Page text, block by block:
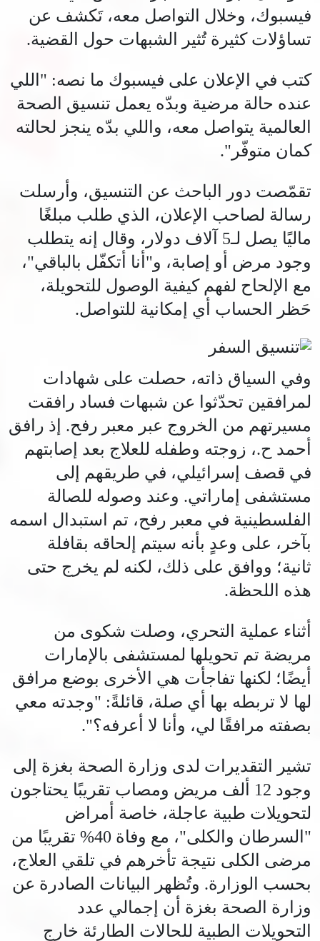
فيسبوك، وخلال التواصل معه، تَكشف عن
تساؤلات كثيرة تُثير الشبهات حول القضية.
كتب في الإعلان على فيسبوك ما نصه: "اللي
عنده حالة مرضية وبدّه يعمل تنسيق الصحة
العالمية يتواصل معه، واللي بدّه ينجز لحالته
كمان متوفّر".
تقمّصت دور الباحث عن التنسيق، وأرسلت
رسالة لصاحب الإعلان، الذي طلب مبلغًا
ماليًا يصل لـ5 آلاف دولار، وقال إنه يتطلب
وجود مرض أو إصابة، و"أنا أتكفّل بالباقي"،
مع الإلحاح لفهم كيفية الوصول للتحويلة،
حَظر الحساب أي إمكانية للتواصل.
وفي السياق ذاته، حصلت على شهادات
لمرافقين تحدّثوا عن شبهات فساد رافقت
مسيرتهم من الخروج عبر معبر رفح. إذ رافق
أحمد ح.، زوجته وطفله للعلاج بعد إصابتهم
في قصف إسرائيلي، في طريقهم إلى
مستشفى إماراتي. وعند وصوله للصالة
الفلسطينية في معبر رفح، تم استبدال اسمه
بآخر، على وعدٍ بأنه سيتم إلحاقه بقافلة
ثانية؛ ووافق على ذلك، لكنه لم يخرج حتى
هذه اللحظة.
أثناء عملية التحري، وصلت شكوى من
مريضة تم تحويلها لمستشفى بالإمارات
أيضًا؛ لكنها تفاجأت هي الأخرى بوضع مرافق
لها لا تربطه بها أي صلة، قائلةً: "وجدته معي
بصفته مرافقًا لي، وأنا لا أعرفه؟".
تشير التقديرات لدى وزارة الصحة بغزة إلى
وجود 12 ألف مريض ومصاب تقريبًا يحتاجون
لتحويلات طبية عاجلة، خاصة أمراض
"السرطان والكلى"، مع وفاة 40% تقريبًا من
مرضى الكلى نتيجة تأخرهم في تلقي العلاج،
بحسب الوزارة. وتُظهر البيانات الصادرة عن
وزارة الصحة بغزة أن إجمالي عدد
التحويلات الطبية للحالات الطارئة خارج